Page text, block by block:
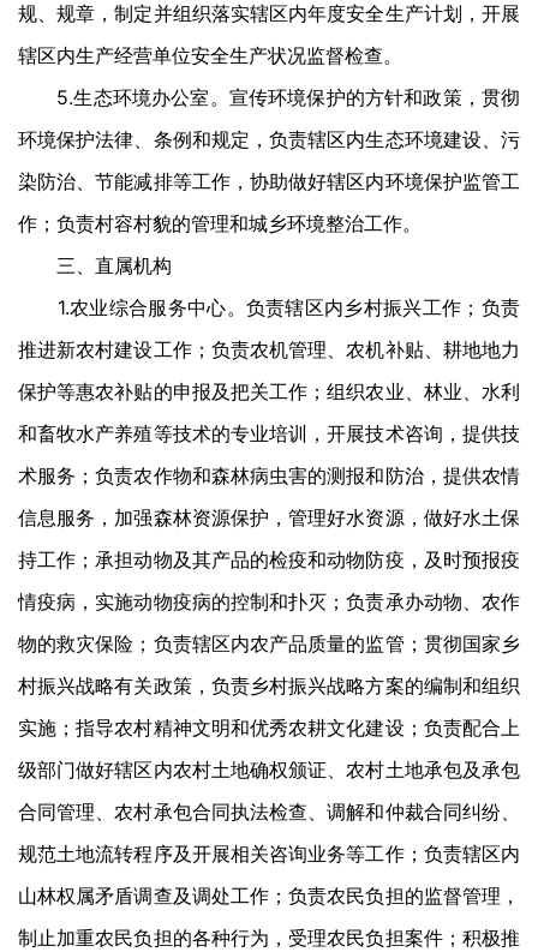
规、规章，制定并组织落实辖区内年度安全生产计划，开展
辖区内生产经营单位安全生产状况监督检查。
5.生态环境办公室。宣传环境保护的方针和政策，贯彻
环境保护法律、条例和规定，负责辖区内生态环境建设、污
染防治、节能减排等工作，协助做好辖区内环境保护监管工
作；负责村容村貌的管理和城乡环境整治工作。
三、直属机构
1.农业综合服务中心。负责辖区内乡村振兴工作；负责
推进新农村建设工作；负责农机管理、农机补贴、耕地地力
保护等惠农补贴的申报及把关工作；组织农业、林业、水利
和畜牧水产养殖等技术的专业培训，开展技术咨询，提供技
术服务；负责农作物和森林病虫害的测报和防治，提供农情
信息服务，加强森林资源保护，管理好水资源，做好水土保
持工作；承担动物及其产品的检疫和动物防疫，及时预报疫
情疫病，实施动物疫病的控制和扑灭；负责承办动物、农作
物的救灾保险；负责辖区内农产品质量的监管；贯彻国家乡
村振兴战略有关政策，负责乡村振兴战略方案的编制和组织
实施；指导农村精神文明和优秀农耕文化建设；负责配合上
级部门做好辖区内农村土地确权颁证、农村土地承包及承包
合同管理、农村承包合同执法检查、调解和仲裁合同纠纷、
规范土地流转程序及开展相关咨询业务等工作；负责辖区内
山林权属矛盾调查及调处工作；负责农民负担的监督管理，
制止加重农民负担的各种行为，受理农民负担案件；积极推